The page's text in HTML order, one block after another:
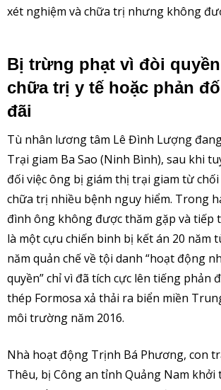
xét nghiệm và chữa trị nhưng không
Bị trừng phạt vì đòi
chữa trị y tế hoặc phản
đãi
Tù nhân lương tâm Lê Đình Lượng
Trại giam Ba Sao (Ninh Bình), sau khi
đối việc ông bị giám thị trại giam từ chối
chữa trị nhiều bệnh nguy hiểm. Trong
đình ông không được thăm gặp và tiếp
là một cựu chiến binh bị kết án 20 năm
năm quản chế về tội danh “hoạt động
quyền” chỉ vì đã tích cực lên tiếng phản
thép Formosa xả thải ra biển miền
môi trường năm 2016.
Nhà hoạt động Trịnh Bá Phương, con
Thêu, bị Công an tỉnh Quảng Nam khởi